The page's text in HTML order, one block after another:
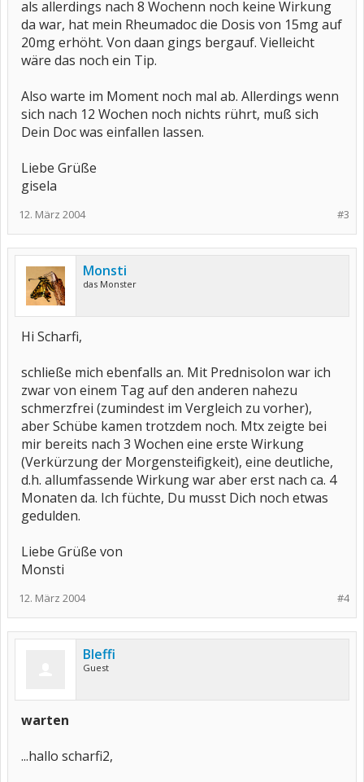
als allerdings nach 8 Wochenn noch keine Wirkung
da war, hat mein Rheumadoc die Dosis von 15mg auf
20mg erhöht. Von daan gings bergauf. Vielleicht
wäre das noch ein Tip.
Also warte im Moment noch mal ab. Allerdings wenn
sich nach 12 Wochen noch nichts rührt, muß sich
Dein Doc was einfallen lassen.
Liebe Grüße
gisela
#3
12. März 2004
Monsti
das Monster
Hi Scharfi,
schließe mich ebenfalls an. Mit Prednisolon war ich
zwar von einem Tag auf den anderen nahezu
schmerzfrei (zumindest im Vergleich zu vorher),
aber Schübe kamen trotzdem noch. Mtx zeigte bei
mir bereits nach 3 Wochen eine erste Wirkung
(Verkürzung der Morgensteifigkeit), eine deutliche,
d.h. allumfassende Wirkung war aber erst nach ca. 4
Monaten da. Ich füchte, Du musst Dich noch etwas
gedulden.
Liebe Grüße von
Monsti
#4
12. März 2004
Bleffi
Guest
warten
...hallo scharfi2,